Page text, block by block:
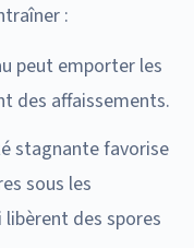
:
peut emporter les
des affaissements.
stagnante favorise
sous les
des spores